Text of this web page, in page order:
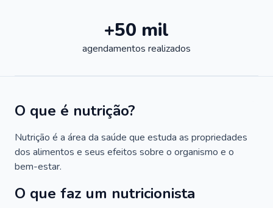
+50 mil
agendamentos realizados
O que é nutrição?
Nutrição é a área da saúde que estuda as propriedades
dos alimentos e seus efeitos sobre o organismo e o
bem-estar.
O que faz um nutricionista